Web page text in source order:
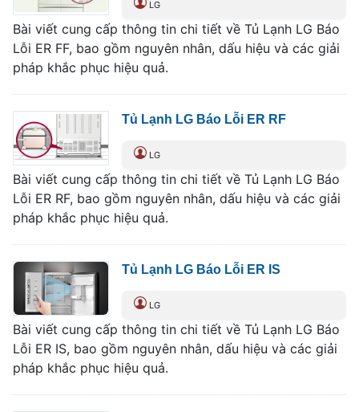
LG
Bài viết cung cấp thông tin chi tiết về Tủ Lạnh LG Báo
Lỗi ER FF, bao gồm nguyên nhân, dấu hiệu và các giải
pháp khắc phục hiệu quả.
Tủ Lạnh LG Báo Lỗi ER RF
LG
Bài viết cung cấp thông tin chi tiết về Tủ Lạnh LG Báo
Lỗi ER RF, bao gồm nguyên nhân, dấu hiệu và các giải
pháp khắc phục hiệu quả.
Tủ Lạnh LG Báo Lỗi ER IS
LG
Bài viết cung cấp thông tin chi tiết về Tủ Lạnh LG Báo
Lỗi ER IS, bao gồm nguyên nhân, dấu hiệu và các giải
pháp khắc phục hiệu quả.